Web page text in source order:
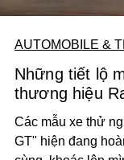
AUTOMOBILE &
Những tiết lộ
thương hiệu
Các mẫu xe thử
GT" hiện đang